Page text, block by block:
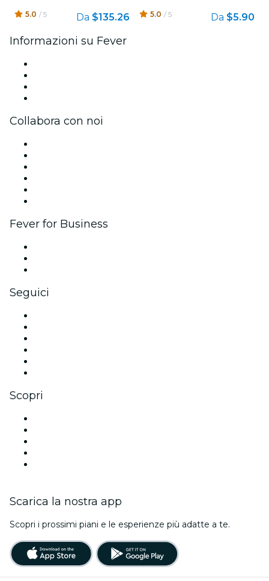
5.0 / 5 Da $135.26 5.0 / 5 Da $5.90
Informazioni su Fever
Collabora con noi
Fever for Business
Seguici
Scopri
Scarica la nostra app
Scopri i prossimi piani e le esperienze più adatte a te.